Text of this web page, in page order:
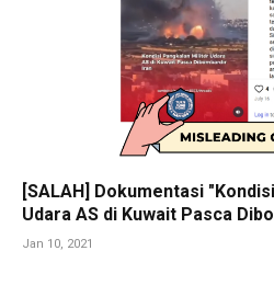
[SALAH] Dokumentasi
Udara AS di Kuwait Pasca
Jan 10, 2021